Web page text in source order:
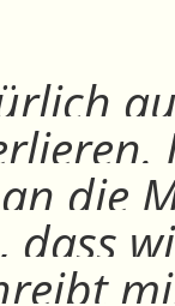
die
dass